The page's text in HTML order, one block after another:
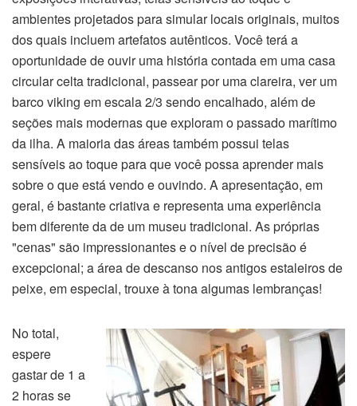
ambientes projetados para simular locais originais, muitos
dos quais incluem artefatos autênticos. Você terá a
oportunidade de ouvir uma história contada em uma casa
circular celta tradicional, passear por uma clareira, ver um
barco viking em escala 2/3 sendo encalhado, além de
seções mais modernas que exploram o passado marítimo
da ilha. A maioria das áreas também possui telas
sensíveis ao toque para que você possa aprender mais
sobre o que está vendo e ouvindo. A apresentação, em
geral, é bastante criativa e representa uma experiência
bem diferente da de um museu tradicional. As próprias
"cenas" são impressionantes e o nível de precisão é
excepcional; a área de descanso nos antigos estaleiros de
peixe, em especial, trouxe à tona algumas lembranças!
No total,
espere
gastar de 1 a
2 horas se